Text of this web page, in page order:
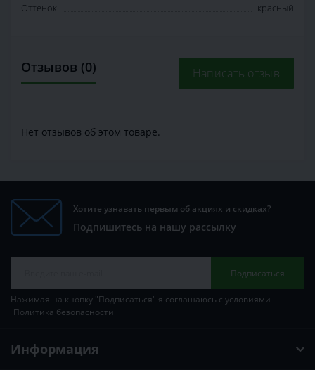
Оттенок
красный
Отзывов (0) Написать отзыв
Нет отзывов об этом товаре.
Хотите узнавать первым об акциях и скидках?
Подпишитесь на нашу рассылку
Подписаться
Нажимая на кнопку "Подписаться" я соглашаюсь с условиями
Политика безопасности
Информация